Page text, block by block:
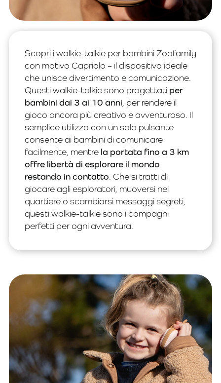
Scopri i walkie-talkie per bambini Zoofamily
con motivo Capriolo – il dispositivo ideale
che unisce divertimento e comunicazione.
Questi walkie-talkie sono progettati per
bambini dai 3 ai 10 anni , per rendere il
gioco ancora più creativo e avventuroso. Il
semplice utilizzo con un solo pulsante
consente ai bambini di comunicare
facilmente, mentre la portata fino a 3 km
offre libertà di esplorare il mondo
restando in contatto. Che si tratti di
giocare agli esploratori, muoversi nel
quartiere o scambiarsi messaggi segreti,
questi walkie-talkie sono i compagni
perfetti per ogni avventura.